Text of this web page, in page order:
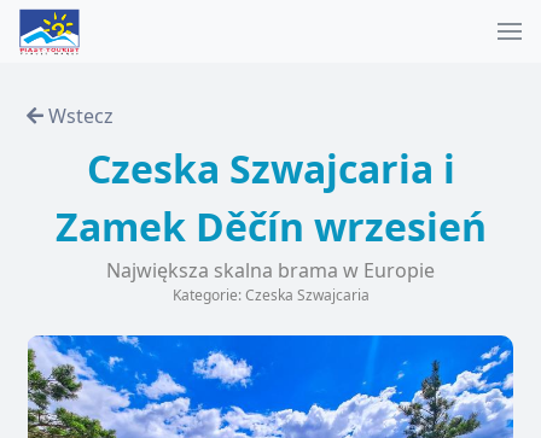
Wstecz
Czeska Szwajcaria i
Zamek Děčín wrzesień
Największa skalna brama w Europie
Kategorie: Czeska Szwajcaria